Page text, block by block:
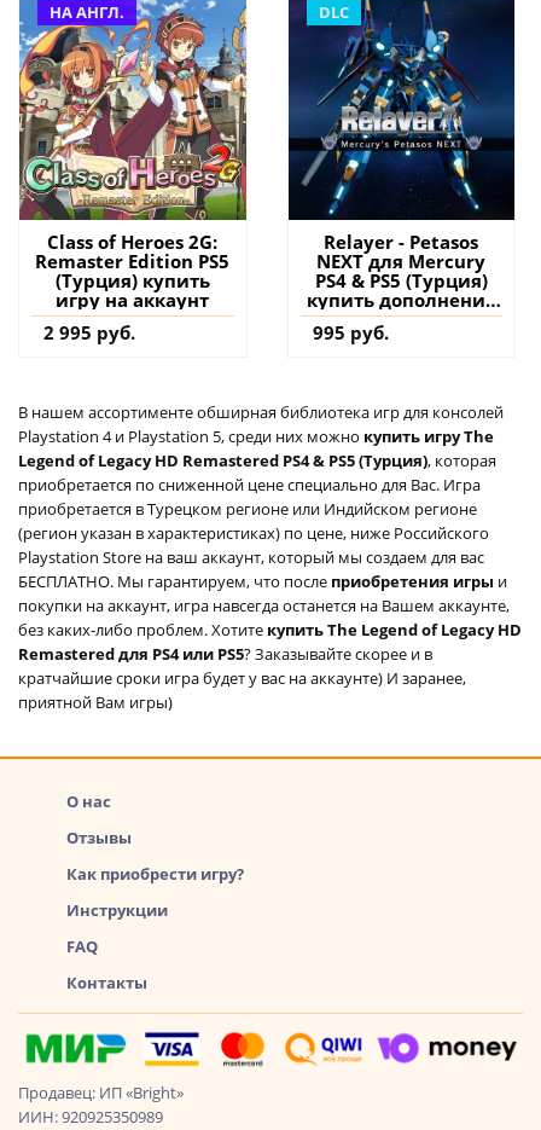
НА АНГЛ.
Class of Heroes 2G:
Remaster Edition PS5
(Турция) купить
игру на аккаунт
2 995 руб.
DLC
Relayer - Petasos
NEXT для Mercury
PS4 & PS5 (Турция)
купить дополнение
на аккаунт
995 руб.
В нашем ассортименте обширная библиотека игр для консолей
Playstation 4 и Playstation 5, среди них можно купить игру The
Legend of Legacy HD Remastered PS4 & PS5 (Турция), которая
приобретается по сниженной цене специально для Вас. Игра
приобретается в Турецком регионе или Индийском регионе
(регион указан в характеристиках) по цене, ниже Российского
Playstation Store на ваш аккаунт, который мы создаем для вас
БЕСПЛАТНО. Мы гарантируем, что после приобретения игры и
покупки на аккаунт, игра навсегда останется на Вашем аккаунте,
без каких-либо проблем. Хотите купить The Legend of Legacy HD
Remastered для PS4 или PS5? Заказывайте скорее и в
кратчайшие сроки игра будет у вас на аккаунте) И заранее,
приятной Вам игры)
О нас
Отзывы
Как приобрести игру?
Инструкции
FAQ
Контакты
Продавец: ИП «Bright»
ИИН: 920925350989